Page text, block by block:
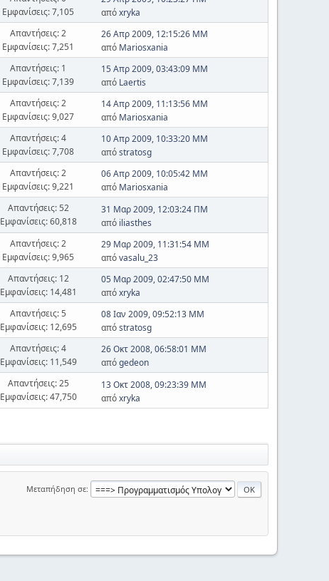
Εμφανίσεις: 7,105
απόxryka
Απαντήσεις: 2
Εμφανίσεις: 7,251
26 Απρ 2009, 12:15:26 ΜΜ
από Mariosxania
Απαντήσεις: 1
Εμφανίσεις: 7,139
15 Απρ 2009, 03:43:09 ΜΜ
από Laertis
Απαντήσεις: 2
Εμφανίσεις: 9,027
14 Απρ 2009, 11:13:56 ΜΜ
από Mariosxania
Απαντήσεις: 4
Εμφανίσεις: 7,708
10 Απρ 2009, 10:33:20 ΜΜ
απόstratosg
Απαντήσεις: 2
Εμφανίσεις: 9,221
06 Απρ 2009, 10:05:42 ΜΜ
από Mariosxania
Απαντήσεις: 52
Εμφανίσεις: 60,818
31 Μαρ 2009, 12:03:24 ΠΜ
από iliasthes
Απαντήσεις: 2
Εμφανίσεις: 9,965
29 Μαρ 2009, 11:31:54 ΜΜ
απόvasalu_23
Απαντήσεις: 12
Εμφανίσεις: 14,481
05 Μαρ 2009, 02:47:50 ΜΜ
απόxryka
Απαντήσεις: 5
Εμφανίσεις: 12,695
08 Ιαν 2009, 09:52:13 ΜΜ
απόstratosg
Απαντήσεις: 4
Εμφανίσεις: 11,549
26 Οκτ 2008, 06:58:01 ΜΜ
απόgedeon
Απαντήσεις: 25
Εμφανίσεις: 47,750
13 Οκτ 2008, 09:23:39 ΜΜ
απόxryka
Μεταπήδηση σε